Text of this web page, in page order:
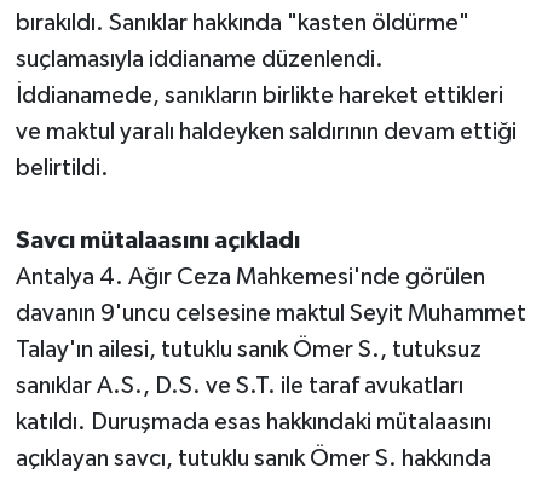
bırakıldı. Sanıklar hakkında "kasten öldürme"
suçlamasıyla iddianame düzenlendi.
İddianamede, sanıkların birlikte hareket ettikleri
ve maktul yaralı haldeyken saldırının devam ettiği
belirtildi.
Savcı mütalaasını açıkladı
Antalya 4. Ağır Ceza Mahkemesi'nde görülen
davanın 9'uncu celsesine maktul Seyit Muhammet
Talay'ın ailesi, tutuklu sanık Ömer S., tutuksuz
sanıklar A.S., D.S. ve S.T. ile taraf avukatları
katıldı. Duruşmada esas hakkındaki mütalaasını
açıklayan savcı, tutuklu sanık Ömer S. hakkında